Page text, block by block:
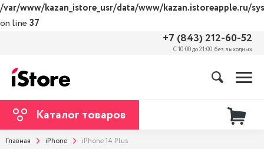
/var/www/kazan_istore_usr/data/www/kazan.istoreapple.ru/
on line 37
+7 (843) 212-60-52
С 10:00 до 21:00, без выходных
Каталог товаров
Главная iPhone iPhone 14 Plus